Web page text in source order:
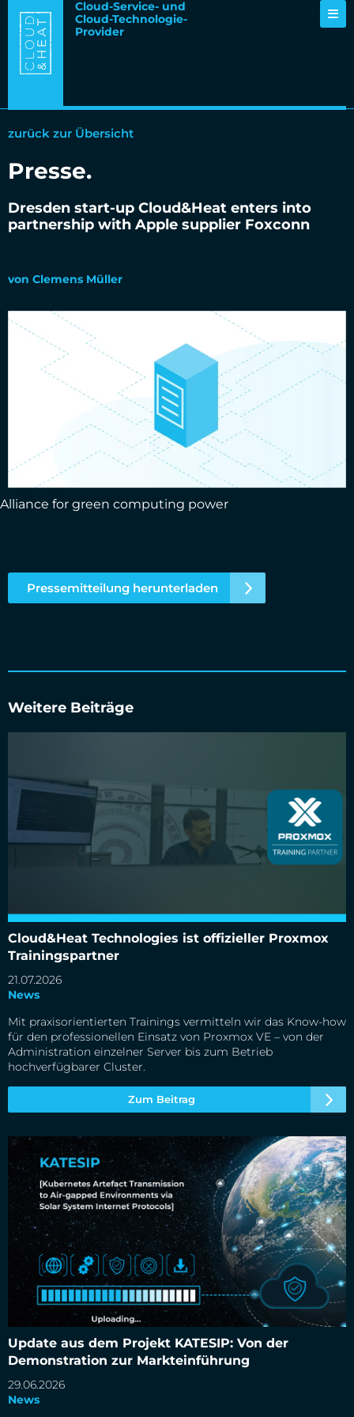
Cloud-Service- und
Cloud-Technologie-
Provider
zurück zur Übersicht
Presse.
Dresden start-up Cloud&Heat enters into
partnership with Apple supplier Foxconn
von Clemens Müller
Alliance for green computing power
Pressemitteilung herunterladen
Weitere Beiträge
Cloud&Heat Technologies ist offizieller Proxmox
Trainingspartner
21.07.2026
News
Mit praxisorientierten Trainings vermitteln wir das Know-how
für den professionellen Einsatz von Proxmox VE – von der
Administration einzelner Server bis zum Betrieb
hochverfügbarer Cluster.
Zum Beitrag
Cloud&Heat Technologies ist offizieller Proxmox
Update aus dem Projekt KATESIP: Von der
Demonstration zur Markteinführung
29.06.2026
News
Update aus dem Projekt KATESIP: Von der Demonstration